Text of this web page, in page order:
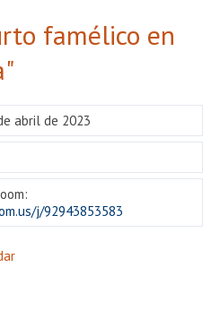
famélico en
abril de 2023
j/92943853583